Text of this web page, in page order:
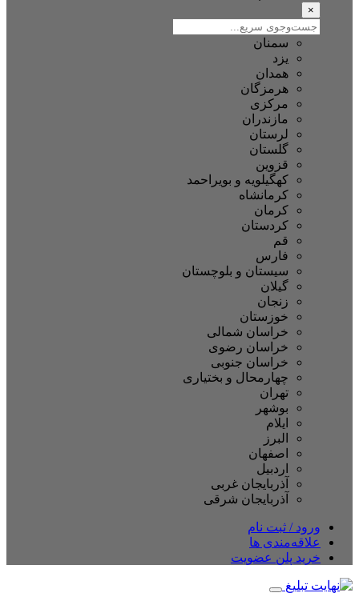
×
سمنان
یزد
همدان
هرمزگان
مرکزی
مازندران
لرستان
گلستان
قزوین
کهگیلویه و بویراحمد
کرمانشاه
کرمان
کردستان
قم
فارس
سیستان و بلوچستان
گیلان
زنجان
خوزستان
خراسان شمالی
خراسان رضوی
خراسان جنوبی
چهارمحال و بختیاری
تهران
بوشهر
ایلام
البرز
اصفهان
اردبیل
آذربایجان غربی
آذربایجان شرقی
ورود / ثبت نام
علاقه‌مندی ها
خرید پلن عضویت